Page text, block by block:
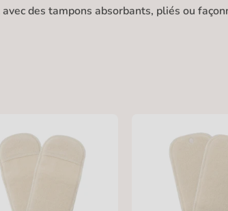
des tampons absorbants, pliés ou